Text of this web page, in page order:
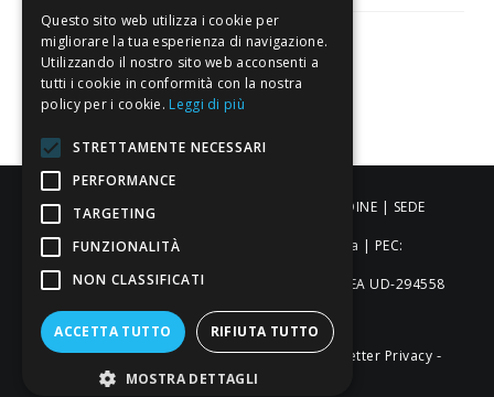
Pagamenti sicuri
Credits-Privacy & Cookie Policy-Newsletter Privacy -
ALDIGIÙ S.R.L. | Via Cortazzis 15 33100 - UDINE | SEDE
OPERATIVA: Via del Progresso 3 - Padova | PEC:
aldigiusrl@pec.it | C.F. e P.IVA 02873920306 REA UD-294558
Capitale sociale: € 27.086,97
Questo sito web utilizza i cookie per
migliorare la tua esperienza di navigazione.
Utilizzando il nostro sito web acconsenti a
tutti i cookie in conformità con la nostra
policy per i cookie. Leggi di più
STRETTAMENTE NECESSARI
PERFORMANCE
TARGETING
FUNZIONALITÀ
NON CLASSIFICATI
ACCETTA TUTTO RIFIUTA TUTTO
MOSTRA DETTAGLI